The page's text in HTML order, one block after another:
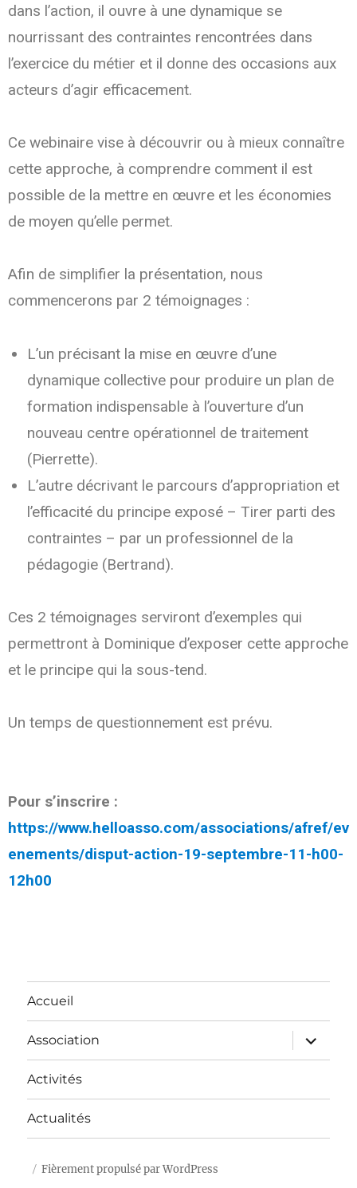
dans l’action, il ouvre à une dynamique se
nourrissant des contraintes rencontrées dans
l’exercice du métier et il donne des occasions aux
acteurs d’agir efficacement.
Ce webinaire vise à découvrir ou à mieux connaître
cette approche, à comprendre comment il est
possible de la mettre en œuvre et les économies
de moyen qu’elle permet.
Afin de simplifier la présentation, nous
commencerons par 2 témoignages :
L’un précisant la mise en œuvre d’une
dynamique collective pour produire un plan de
formation indispensable à l’ouverture d’un
nouveau centre opérationnel de traitement
(Pierrette).
L’autre décrivant le parcours d’appropriation et
l’efficacité du principe exposé – Tirer parti des
contraintes – par un professionnel de la
pédagogie (Bertrand).
Ces 2 témoignages serviront d’exemples qui
permettront à Dominique d’exposer cette approche
et le principe qui la sous-tend.
Un temps de questionnement est prévu.
Pour s’inscrire :
https://www.helloasso.com/associations/afref/ev
enements/disput-action-19-septembre-11-h00-
12h00
Accueil
Association
Activités
Actualités
Fièrement propulsé par WordPress